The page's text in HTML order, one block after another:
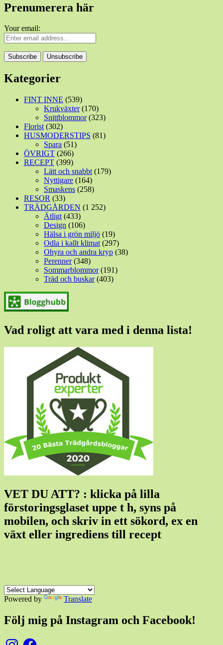
Prenumerera här
Your email:
Kategorier
FINT INNE (539)
Krukväxter(170)
Snittblommor(323)
Florist (302)
HUSMODERSTIPS (81)
Spara (51)
ÖVRIGT (266)
RECEPT (399)
Lätt och snabbt (179)
Nyttigare (164)
Smaskens (258)
RESOR (33)
TRÄDGÅRDEN (1 252)
Ätligt (433)
Design (106)
Hälsa i grön miljö (19)
Odla i kallt klimat (297)
Ohyra och andra kryp (38)
Perenner(348)
Sommarblommor(191)
Träd och buskar(403)
Vad roligt att vara med i denna lista!
VET DU ATT? : klicka på lilla
förstoringsglaset uppe t h, syns på
mobilen, och skriv in ett sökord, ex en
växt eller ingrediens till recept
Powered by Translate
Följ mig på Instagram och Facebook!
InstagramFacebook